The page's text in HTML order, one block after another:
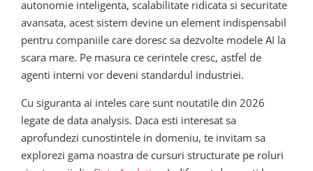
autonomie inteligenta, scalabilitate ridicata si securitate
avansata, acest sistem devine un element indispensabil
pentru companiile care doresc sa dezvolte modele AI la
scara mare. Pe masura ce cerintele cresc, astfel de
agenti interni vor deveni standardul industriei.
Cu siguranta ai inteles care sunt noutatile din 2026
legate de data analysis. Daca esti interesat sa
aprofundezi cunostintele in domeniu, te invitam sa
explorezi gama noastra de cursuri structurate pe roluri